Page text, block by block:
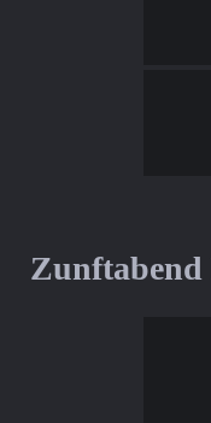
Zunftabend